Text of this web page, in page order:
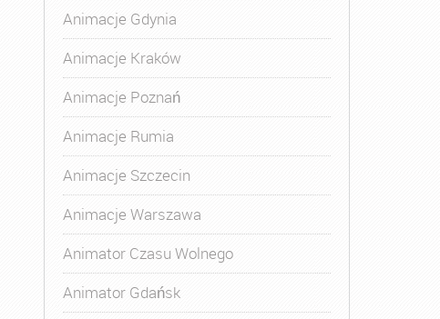
Kurs Animatora Gdynia,Kurs Animatora Katowice
Animacje Gdynia
Animacje Kraków
Animacje Poznań
Animacje Rumia
Animacje Szczecin
Animacje Warszawa
Animator Czasu Wolnego
Animator Gdańsk